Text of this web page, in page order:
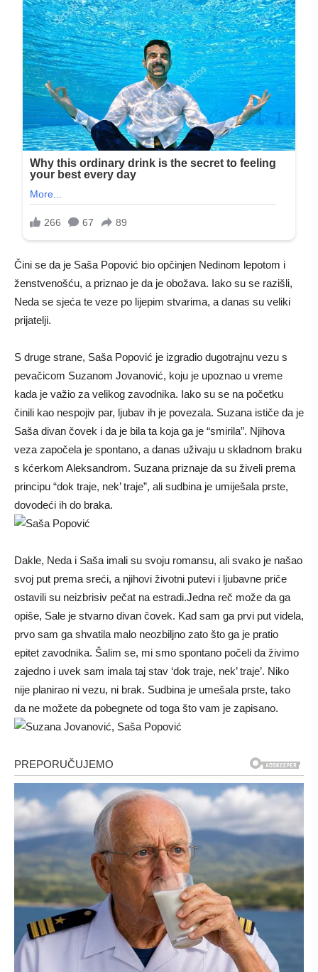
Čini se da je Saša Popović bio opčinjen Nedinom lepotom i
ženstvenošću, a priznao je da je obožava. Iako su se razišli,
Neda se sjeća te veze po lijepim stvarima, a danas su veliki
prijatelji.
S druge strane, Saša Popović je izgradio dugotrajnu vezu s
pevačicom Suzanom Jovanović, koju je upoznao u vreme
kada je važio za velikog zavodnika. Iako su se na početku
činili kao nespojiv par, ljubav ih je povezala. Suzana ističe da je
Saša divan čovek i da je bila ta koja ga je “smirila”. Njihova
veza započela je spontano, a danas uživaju u skladnom braku
s kćerkom Aleksandrom. Suzana priznaje da su živeli prema
principu “dok traje, nek’ traje”, ali sudbina je umiješala prste,
dovodeći ih do braka.
Dakle, Neda i Saša imali su svoju romansu, ali svako je našao
svoj put prema sreći, a njihovi životni putevi i ljubavne priče
ostavili su neizbrisiv pečat na estradi.Jedna reč može da ga
opiše, Sale je stvarno divan čovek. Kad sam ga prvi put videla,
prvo sam ga shvatila malo neozbiljno zato što ga je pratio
epitet zavodnika. Šalim se, mi smo spontano počeli da živimo
zajedno i uvek sam imala taj stav ‘dok traje, nek’ traje’. Niko
nije planirao ni vezu, ni brak. Sudbina je umešala prste, tako
da ne možete da pobegnete od toga što vam je zapisano.